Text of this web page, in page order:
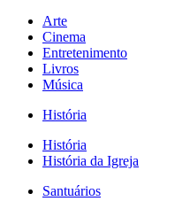
Arte
Cinema
Entretenimento
Livros
Música
História
História
História da Igreja
Santuários